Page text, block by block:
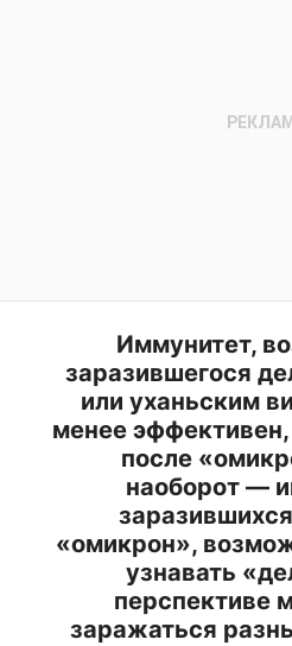
Иммунитет,
заразившегося
или уханьским
менее
после
наоборот —
«омикрон»,
узнавать
перспективе
заражаться